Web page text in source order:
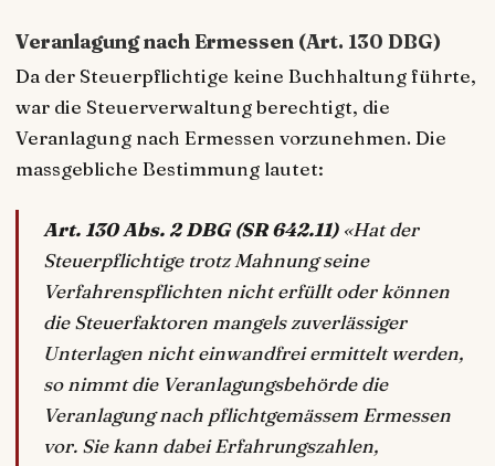
Veranlagung nach Ermessen (Art. 130 DBG)
Da der Steuerpflichtige keine Buchhaltung führte,
war die Steuerverwaltung berechtigt, die
Veranlagung nach Ermessen vorzunehmen. Die
massgebliche Bestimmung lautet:
Art. 130 Abs. 2 DBG (SR 642.11)«Hat der
Steuerpflichtige trotz Mahnung seine
Verfahrenspflichten nicht erfüllt oder können
die Steuerfaktoren mangels zuverlässiger
Unterlagen nicht einwandfrei ermittelt werden,
so nimmt die Veranlagungsbehörde die
Veranlagung nach pflichtgemässem Ermessen
vor. Sie kann dabei Erfahrungszahlen,